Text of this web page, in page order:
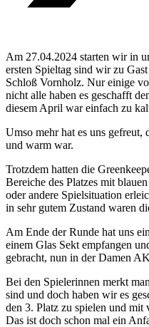
Am 27.04.2024 starten wir in
ersten Spieltag sind wir zu
Schloß Vornholz. Nur einige
nicht alle haben es geschafft
diesem April war einfach zu
Umso mehr hat es uns gefreut,
und warm war.
Trotzdem hatten die
Bereiche des Platzes mit
oder andere Spielsituation
in sehr gutem Zustand waren
Am Ende der Runde hat uns
einem Glas Sekt empfangen
gebracht, nun in der Damen
Bei den Spielerinnen merkt
sind und doch haben wir es
den 3. Platz zu spielen und mit
Das ist doch schon mal ein